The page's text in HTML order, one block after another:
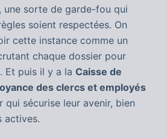
, une sorte de garde-fou qui
soient respectées. On
cette instance comme un
chaque dossier pour
Et puis il y a la Caisse de
des clercs et employés
qui sécurise leur avenir, bien
actives.